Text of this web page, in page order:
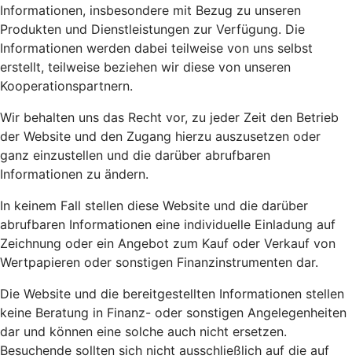
Informationen, insbesondere mit Bezug zu unseren
Produkten und Dienstleistungen zur Verfügung. Die
Informationen werden dabei teilweise von uns selbst
erstellt, teilweise beziehen wir diese von unseren
Kooperationspartnern.
Wir behalten uns das Recht vor, zu jeder Zeit den Betrieb
der Website und den Zugang hierzu auszusetzen oder
ganz einzustellen und die darüber abrufbaren
Informationen zu ändern.
In keinem Fall stellen diese Website und die darüber
abrufbaren Informationen eine individuelle Einladung auf
Zeichnung oder ein Angebot zum Kauf oder Verkauf von
Wertpapieren oder sonstigen Finanzinstrumenten dar.
Die Website und die bereitgestellten Informationen stellen
keine Beratung in Finanz- oder sonstigen Angelegenheiten
dar und können eine solche auch nicht ersetzen.
Besuchende sollten sich nicht ausschließlich auf die auf